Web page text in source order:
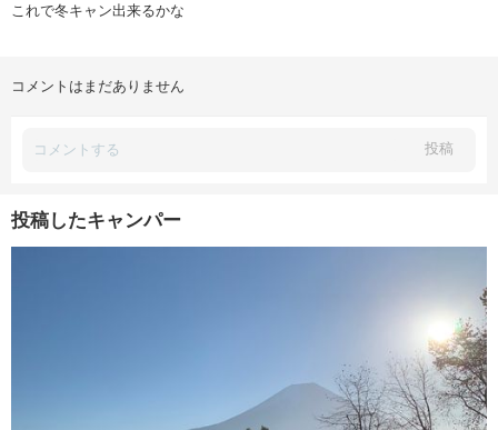
これで冬キャン出来るかな
コメントはまだありません
投稿
投稿したキャンパー